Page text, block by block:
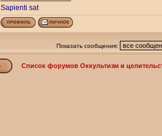
Sapienti sat
Показать сообщения:
Список форумов Оккультизм и